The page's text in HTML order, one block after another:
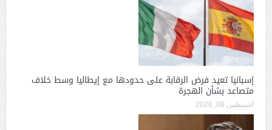
إسبانيا تعيد فرض الرقابة على حدودها مع إيطاليا وسط خلاف
متصاعد بشأن الهجرة
أغسطس 08, 2026